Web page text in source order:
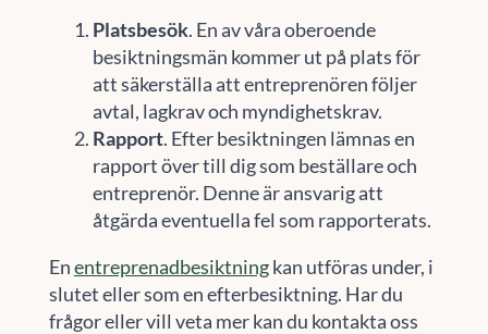
Platsbesök. En av våra oberoende
besiktningsmän kommer ut på plats för
att säkerställa att entreprenören följer
avtal, lagkrav och myndighetskrav.
Rapport. Efter besiktningen lämnas en
rapport över till dig som beställare och
entreprenör. Denne är ansvarig att
åtgärda eventuella fel som rapporterats.
Enentreprenadbesiktningkan utföras under, i
slutet eller som en efterbesiktning. Har du
frågor eller vill veta mer kan du kontakta oss